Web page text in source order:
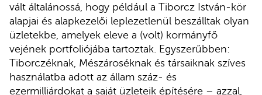
vált általánossá, hogy például a Tiborcz István-kör
alapjai és alapkezelői leplezetlenül beszálltak olyan
üzletekbe, amelyek eleve a (volt) kormányfő
vejének portfoliójába tartoztak. Egyszerűbben:
Tiborczéknak, Mészároséknak és társaiknak szíves
használatba adott az állam száz- és
ezermilliárdokat a saját üzleteik építésére – azzal,